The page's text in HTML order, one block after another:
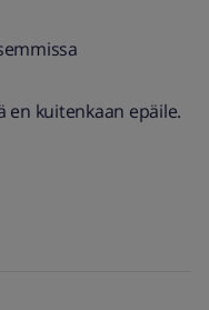
en kuitenkaan epäile.